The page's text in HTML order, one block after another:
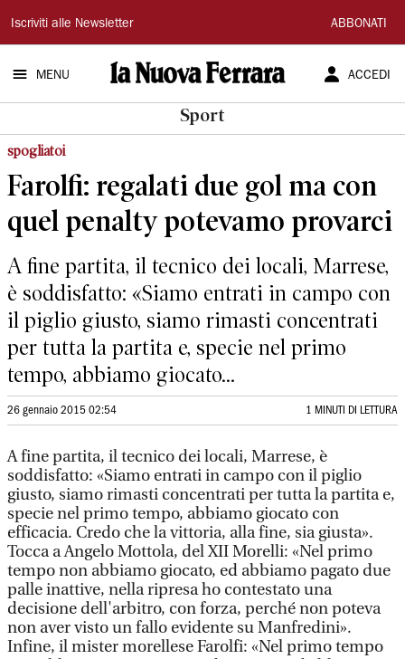
La
Nuova
Ferrara
Iscriviti alle Newsletter ABBONATI
MENU ACCEDI
Sport
spogliatoi
Farolfi: regalati due gol ma con
quel penalty potevamo provarci
A fine partita, il tecnico dei locali, Marrese,
è soddisfatto: «Siamo entrati in campo con
il piglio giusto, siamo rimasti concentrati
per tutta la partita e, specie nel primo
tempo, abbiamo giocato...
26 gennaio 2015 02:54 1 MINUTI DI LETTURA
A fine partita, il tecnico dei locali, Marrese, è
soddisfatto: «Siamo entrati in campo con il piglio
giusto, siamo rimasti concentrati per tutta la partita e,
specie nel primo tempo, abbiamo giocato con
efficacia. Credo che la vittoria, alla fine, sia giusta».
Tocca a Angelo Mottola, del XII Morelli: «Nel primo
tempo non abbiamo giocato, ed abbiamo pagato due
palle inattive, nella ripresa ho contestato una
decisione dell'arbitro, con forza, perché non poteva
non aver visto un fallo evidente su Manfredini».
Infine, il mister morellese Farolfi: «Nel primo tempo